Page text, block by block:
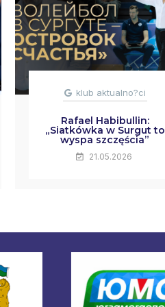
klub aktualno?ci
Rafael Habibullin:
„Siatkówka w Surgut to
wyspa szczęścia”
21.05.2026